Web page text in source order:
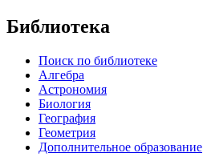
Библиотека
Поиск по библиотеке
Алгебра
Астрономия
Биология
География
Геометрия
Дополнительное образование